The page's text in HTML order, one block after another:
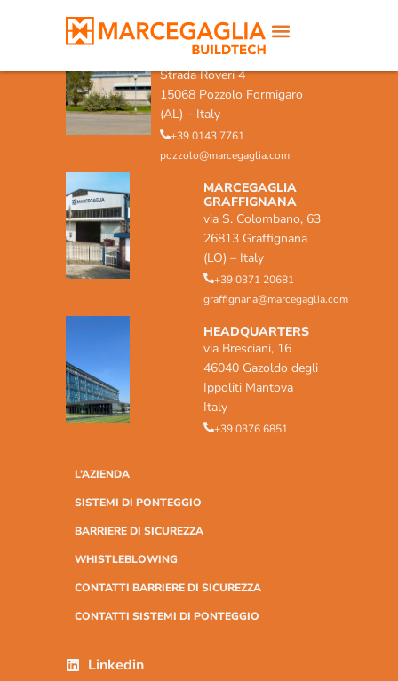
MARCEGAGLIA POZZOLO
FORMIGARO
Strada Roveri 4
15068 Pozzolo Formigaro
(AL) – Italy
+39 0143 7761
pozzolo@marcegaglia.com
MARCEGAGLIA
GRAFFIGNANA
via S. Colombano, 63
26813 Graffignana
(LO) – Italy
+39 0371 20681
graffignana@marcegaglia.com
HEADQUARTERS
via Bresciani, 16
46040 Gazoldo degli
Ippoliti Mantova
Italy
+39 0376 6851
L’AZIENDA
SISTEMI DI PONTEGGIO
BARRIERE DI SICUREZZA
WHISTLEBLOWING
CONTATTI BARRIERE DI SICUREZZA
CONTATTI SISTEMI DI PONTEGGIO
Linkedin